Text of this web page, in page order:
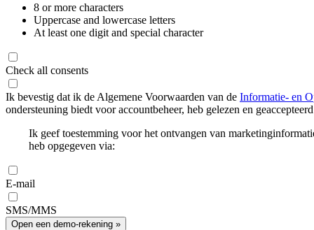
8 or more characters
Uppercase and lowercase letters
At least one digit and special character
Check all consents
Ik bevestig dat ik de Algemene Voorwaarden van de Informatie- en
ondersteuning biedt voor accountbeheer, heb gelezen en
Ik geef toestemming voor het ontvangen van
heb opgegeven via:
E-mail
SMS/MMS
Open een demo-rekening »